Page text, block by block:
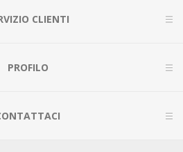
CLIENTI
PROFILO